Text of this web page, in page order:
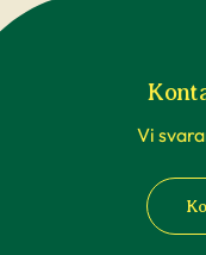
Vi